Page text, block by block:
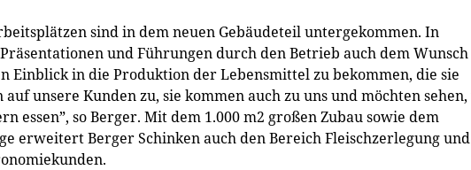
sind in dem neuen Gebäudeteil untergekommen. In
und Führungen durch den Betrieb auch dem Wunsch
Einblick in die Produktion der Lebensmittel zu bekommen, die sie
unsere Kunden zu, sie kommen auch zu uns und möchten
essen”, so Berger. Mit dem 1.000 m2 großen Zubau sowie dem
erweitert Berger Schinken auch den Bereich Fleischzerlegung und